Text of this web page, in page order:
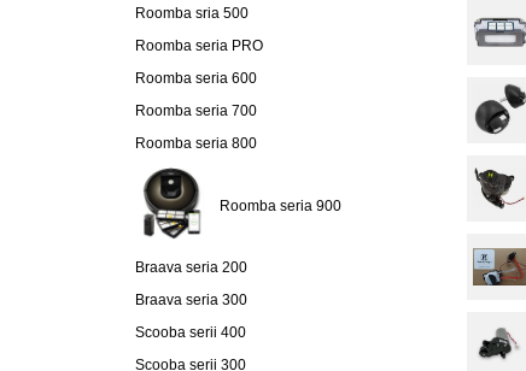
Roomba sria 500
Roomba seria PRO
Roomba seria 600
Roomba seria 700
Roomba seria 800
Roomba seria 900
Braava seria 200
Braava seria 300
Scooba serii 400
Scooba serii 300